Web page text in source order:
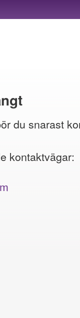
du snarast
kontaktvägar: